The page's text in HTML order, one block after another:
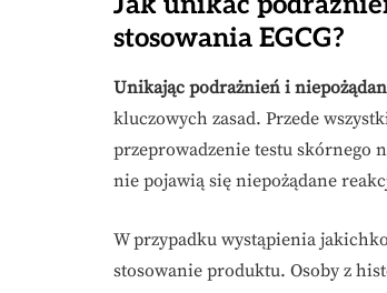
stosowania EGCG?
Unikając podrażnień i
kluczowych zasad. Przede
przeprowadzenie testu skórnego
nie pojawią się niepożądane
W przypadku wystąpienia
stosowanie produktu. Osoby z